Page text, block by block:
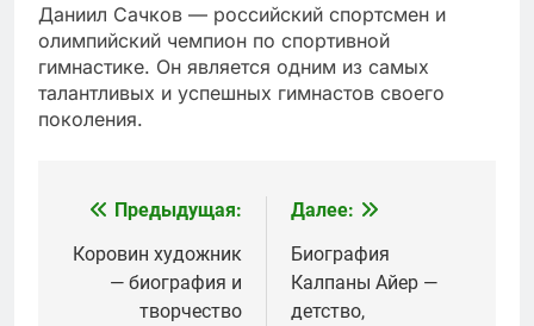
Даниил Сачков — российский спортсмен и
олимпийский чемпион по спортивной
гимнастике. Он является одним из самых
талантливых и успешных гимнастов своего
поколения.
Навигация
по
записям
Предыдущая:
Коровин художник
— биография и
творчество
Далее:
Биография
Калпаны Айер —
детство,